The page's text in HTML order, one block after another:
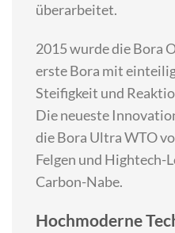
überarbeitet.
2015 wurde die Bora
erste Bora mit
Steifigkeit und
Die neueste
die Bora Ultra WTO
Felgen und Hightech-
Carbon-Nabe.
Hochmoderne